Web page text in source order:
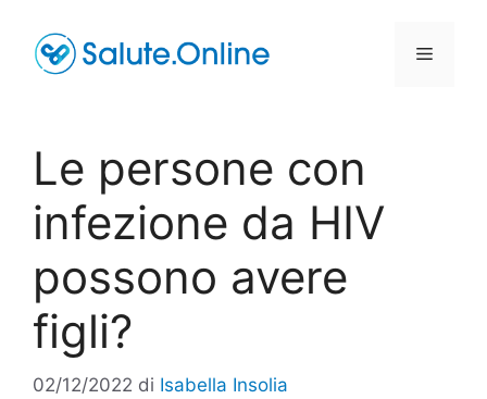
contenuto
Menu
Le persone con
infezione da HIV
possono avere
figli?
02/12/2022 di Isabella Insolia